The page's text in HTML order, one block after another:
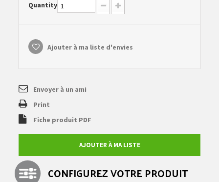
Quantity
Ajouter à ma liste d'envies
Envoyer à un ami
Print
Fiche produit PDF
AJOUTER À MA LISTE
CONFIGUREZ VOTRE PRODUIT